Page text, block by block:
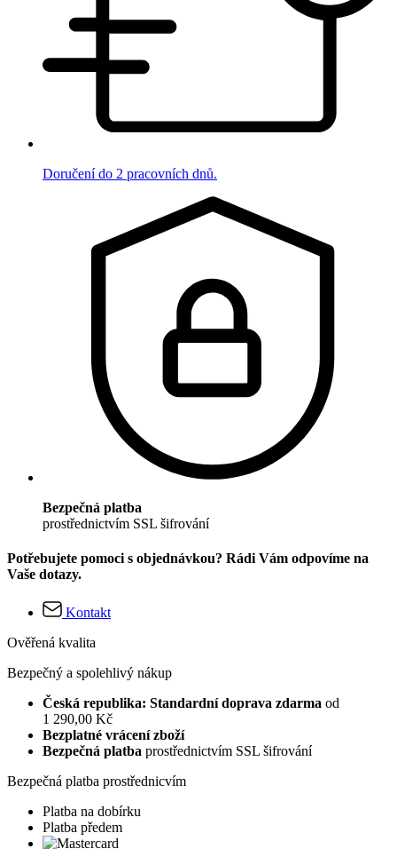
Doručení do 2 pracovních dnů.
Bezpečná platba
prostřednictvím SSL šifrování
Potřebujete pomoci s objednávkou? Rádi Vám odpovíme na
Vaše dotazy.
Kontakt
Ověřená kvalita
Bezpečný a spolehlivý nákup
Česká republika: Standardní doprava zdarma od
1 290,00 Kč
Bezplatné vrácení zboží
Bezpečná platba prostřednictvím SSL šifrování
Bezpečná platba prostřednicvím
Platba na dobírku
Platba předem